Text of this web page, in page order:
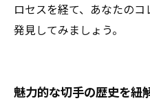
ロセスを経て、あなたの
発見してみましょう。
魅力的な切手の歴史を紐